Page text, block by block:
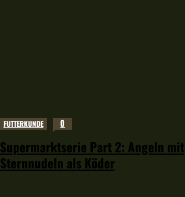
FUTTERKUNDE 0
Supermarktserie Part 2: Angeln mit
Sternnudeln als Köder